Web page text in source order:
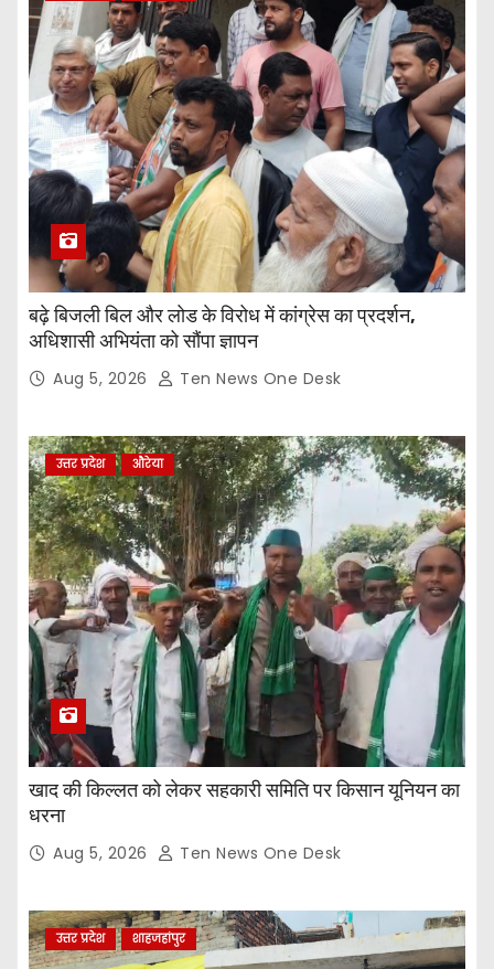
बढ़े बिजली बिल और लोड के विरोध में कांग्रेस का प्रदर्शन,
अधिशासी अभियंता को सौंपा ज्ञापन
Aug 5, 2026 Ten News One Desk
उत्तर प्रदेश औरेया
खाद की किल्लत को लेकर सहकारी समिति पर किसान यूनियन का
धरना
Aug 5, 2026 Ten News One Desk
उत्तर प्रदेश शाहजहांपुर